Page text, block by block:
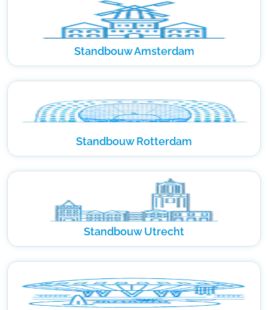
Standbouw Amsterdam
Standbouw Rotterdam
Standbouw Utrecht